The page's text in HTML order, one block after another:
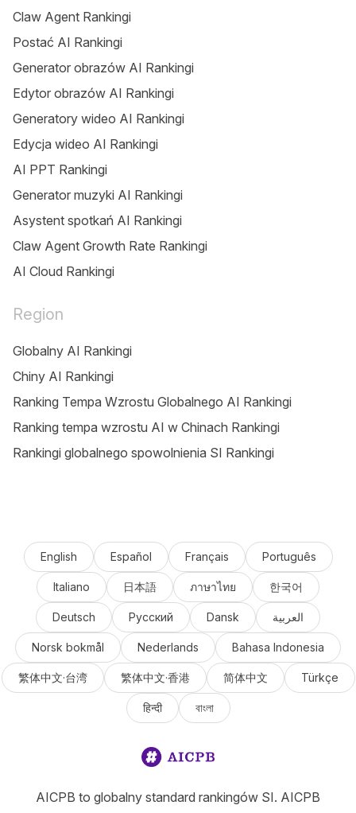
Claw Agent Rankingi
Postać AI Rankingi
Generator obrazów AI Rankingi
Edytor obrazów AI Rankingi
Generatory wideo AI Rankingi
Edycja wideo AI Rankingi
AI PPT Rankingi
Generator muzyki AI Rankingi
Asystent spotkań AI Rankingi
Claw Agent Growth Rate Rankingi
AI Cloud Rankingi
Region
Globalny AI Rankingi
Chiny AI Rankingi
Ranking Tempa Wzrostu Globalnego AI Rankingi
Ranking tempa wzrostu AI w Chinach Rankingi
Rankingi globalnego spowolnienia SI Rankingi
English Español Français Português
Italiano 日本語 ภาษาไทย 한국어
Deutsch Русский Dansk العربية
Norsk bokmål Nederlands Bahasa Indonesia
繁体中文·台湾 繁体中文·香港 简体中文 Türkçe
हिन्दी বাংলা
AICPB to globalny standard rankingów SI. AICPB